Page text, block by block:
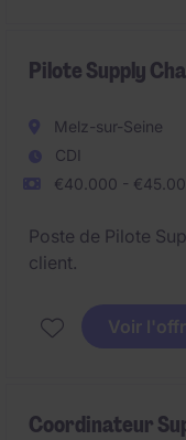
Pilote Supply
Melz-sur-Seine
CDI
€40.000 -
Poste de Pilote
client.
Voir
Coordinateur